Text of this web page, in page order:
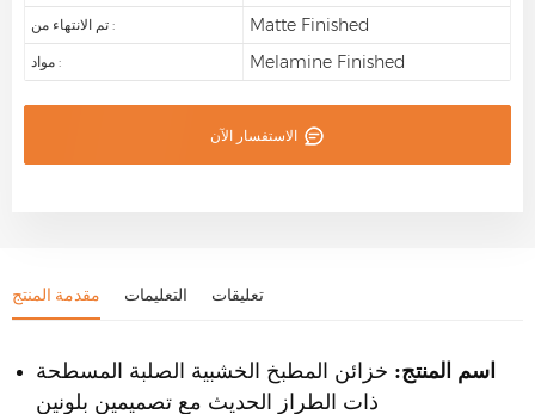
تم الانتهاء من : Matte Finished
مواد : Melamine Finished
الاستفسار الآن
مقدمة المنتج التعليمات تعليقات
اسم المنتج: خزائن المطبخ الخشبية الصلبة المسطحة
ذات الطراز الحديث مع تصميمين بلونين